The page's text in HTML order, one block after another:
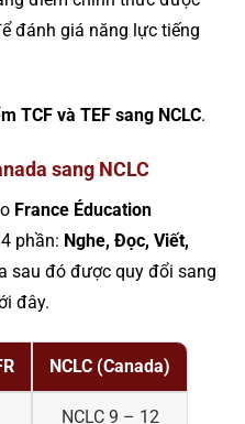
đánh giá năng lực tiếng
TCF và TEF sang NCLC.
sang NCLC
France Éducation
phần: Nghe, Đọc, Viết,
sau đó được quy đổi sang
đây.
NCLC (Canada)
NCLC 9 – 12